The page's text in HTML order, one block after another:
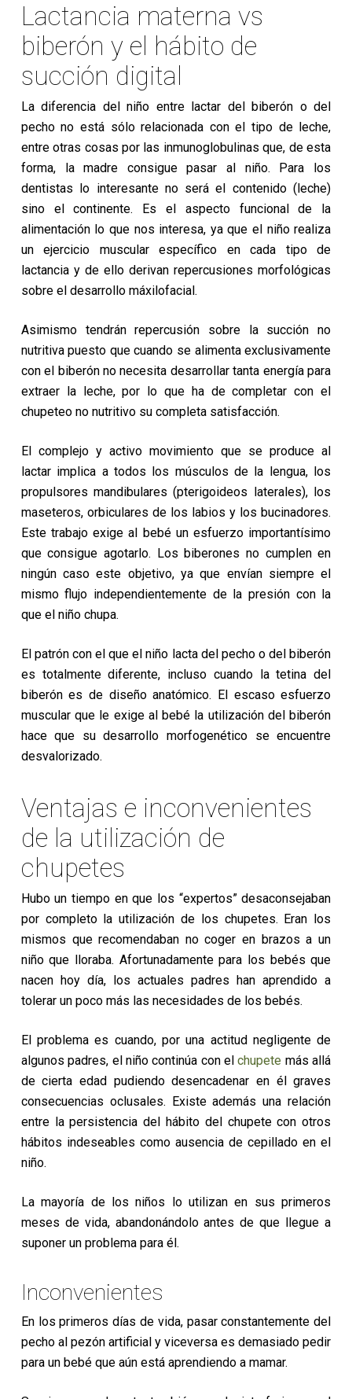
Lactancia materna vs
biberón y el hábito de
succión digital
La diferencia del niño entre lactar del biberón o del
pecho no está sólo relacionada con el tipo de leche,
entre otras cosas por las inmunoglobulinas que, de esta
forma, la madre consigue pasar al niño. Para los
dentistas lo interesante no será el contenido (leche)
sino el continente. Es el aspecto funcional de la
alimentación lo que nos interesa, ya que el niño realiza
un ejercicio muscular específico en cada tipo de
lactancia y de ello derivan repercusiones morfológicas
sobre el desarrollo máxilofacial.
Asimismo tendrán repercusión sobre la succión no
nutritiva puesto que cuando se alimenta exclusivamente
con el biberón no necesita desarrollar tanta energía para
extraer la leche, por lo que ha de completar con el
chupeteo no nutritivo su completa satisfacción.
El complejo y activo movimiento que se produce al
lactar implica a todos los músculos de la lengua, los
propulsores mandibulares (pterigoideos laterales), los
maseteros, orbiculares de los labios y los bucinadores.
Este trabajo exige al bebé un esfuerzo importantísimo
que consigue agotarlo. Los biberones no cumplen en
ningún caso este objetivo, ya que envían siempre el
mismo flujo independientemente de la presión con la
que el niño chupa.
El patrón con el que el niño lacta del pecho o del biberón
es totalmente diferente, incluso cuando la tetina del
biberón es de diseño anatómico. El escaso esfuerzo
muscular que le exige al bebé la utilización del biberón
hace que su desarrollo morfogenético se encuentre
desvalorizado.
Ventajas e inconvenientes
de la utilización de
chupetes
Hubo un tiempo en que los “expertos” desaconsejaban
por completo la utilización de los chupetes. Eran los
mismos que recomendaban no coger en brazos a un
niño que lloraba. Afortunadamente para los bebés que
nacen hoy día, los actuales padres han aprendido a
tolerar un poco más las necesidades de los bebés.
El problema es cuando, por una actitud negligente de
algunos padres, el niño continúa con elchupete más allá
de cierta edad pudiendo desencadenar en él graves
consecuencias oclusales. Existe además una relación
entre la persistencia del hábito del chupete con otros
hábitos indeseables como ausencia de cepillado en el
niño.
La mayoría de los niños lo utilizan en sus primeros
meses de vida, abandonándolo antes de que llegue a
suponer un problema para él.
Inconvenientes
En los primeros días de vida, pasar constantemente del
pecho al pezón artificial y viceversa es demasiado pedir
para un bebé que aún está aprendiendo a mamar.